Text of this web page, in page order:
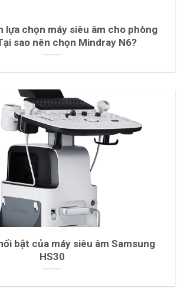
lựa chọn máy siêu âm cho phòng
sao nên chọn Mindray N6?
bật của máy siêu âm Samsung
HS30